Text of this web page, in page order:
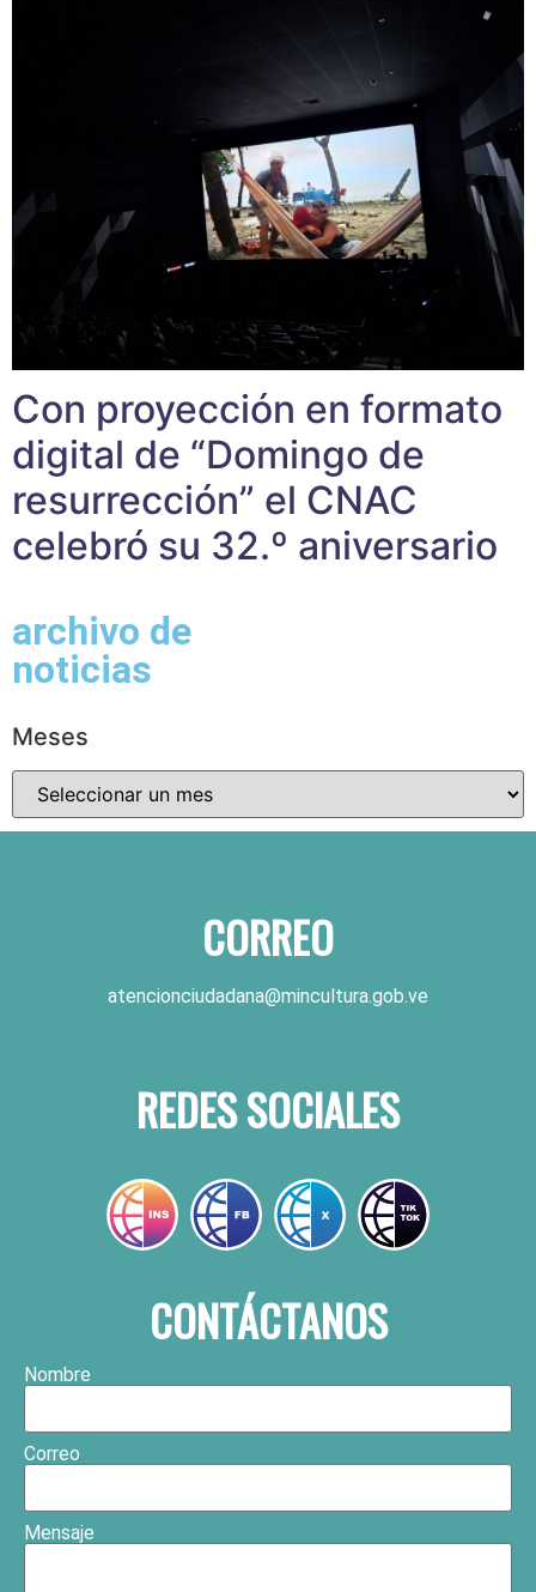
Con proyección en formato
digital de “Domingo de
resurrección” el CNAC
celebró su 32.º aniversario
archivo de
noticias
Meses
CORREO
atencionciudadana@mincultura.gob.ve
REDES SOCIALES
CONTÁCTANOS
Nombre
Correo
Mensaje